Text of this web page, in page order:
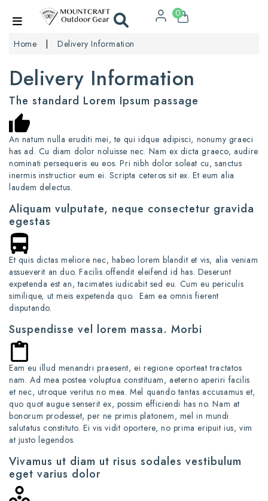
0
Home Delivery Information
Delivery Information
The standard Lorem Ipsum passage
An natum nulla eruditi mei, te qui idque adipisci, nonumy graeci
has ad. Cu diam dolor noluisse nec. Nam ex dicta graeco, audire
nominati persequeris eu eos. Pri nibh dolor soleat cu, sanctus
inermis instructior eum ei. Scripta ceteros sit ex. Et eum alia
laudem delectus.
Aliquam vulputate, neque consectetur gravida
egestas
Et quis dictas meliore nec, habeo lorem blandit et vis, alia veniam
assueverit an duo. Facilis offendit eleifend id has. Deserunt
expetenda est an, tacimates iudicabit sed eu. Cum eu periculis
similique, ut meis expetenda quo. Eam ea omnis fierent
disputando.
Suspendisse vel lorem massa. Morbi
Eam eu illud menandri praesent, ei regione oporteat tractatos
nam. Ad mea postea voluptua constituam, aeterno aperiri facilis
et nec, utroque veritus no mea. Mel quando tantas accusamus et,
quo quot augue senserit ex, possim efficiendi has no. Nam at
bonorum prodesset, per ne primis platonem, mel in mundi
salutatus constituto. Ei vis vidit oportere, no prima eripuit ius, vim
at justo legendos.
Vivamus ut diam ut risus sodales vestibulum
eget varius dolor